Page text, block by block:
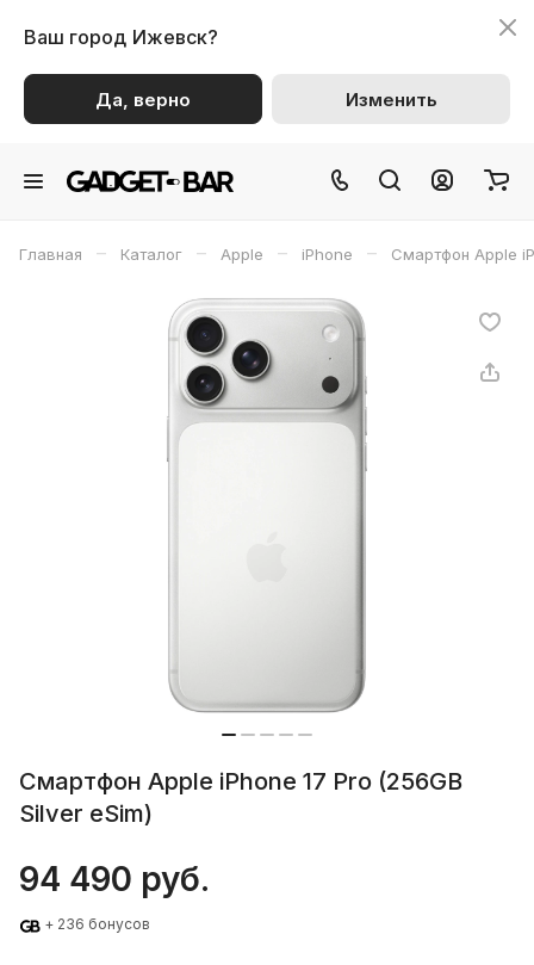
Ваш город Ижевск?
Да, верно Изменить
Главная – Каталог – Apple – iPhone – Смартфон Apple
Смартфон Apple iPhone 17 Pro (256GB
Silver eSim)
94 490 руб.
+ 236 бонусов